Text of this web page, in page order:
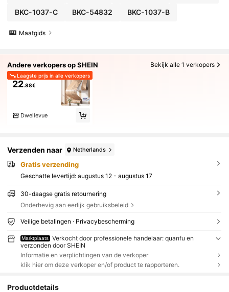
BKC-1037-C BKC-54832 BKC-1037-B
Maatgids
Andere verkopers op SHEIN Bekijk alle 1 verkopers
Laagste prijs in alle verkopers
22.88€
Dwellevue
Verzenden naar Netherlands
Gratis verzending
Geschatte levertijd: augustus 12 - augustus 17
30-daagse gratis retournering
Onderhevig aan eerlijk gebruiksbeleid
Veilige betalingen · Privacybescherming
Marktplaats
Verkocht door professionele handelaar: quanfu en
verzonden door SHEIN
Informatie en verplichtingen van de verkoper
klik hier om deze verkoper en/of product te rapporteren.
Productdetails